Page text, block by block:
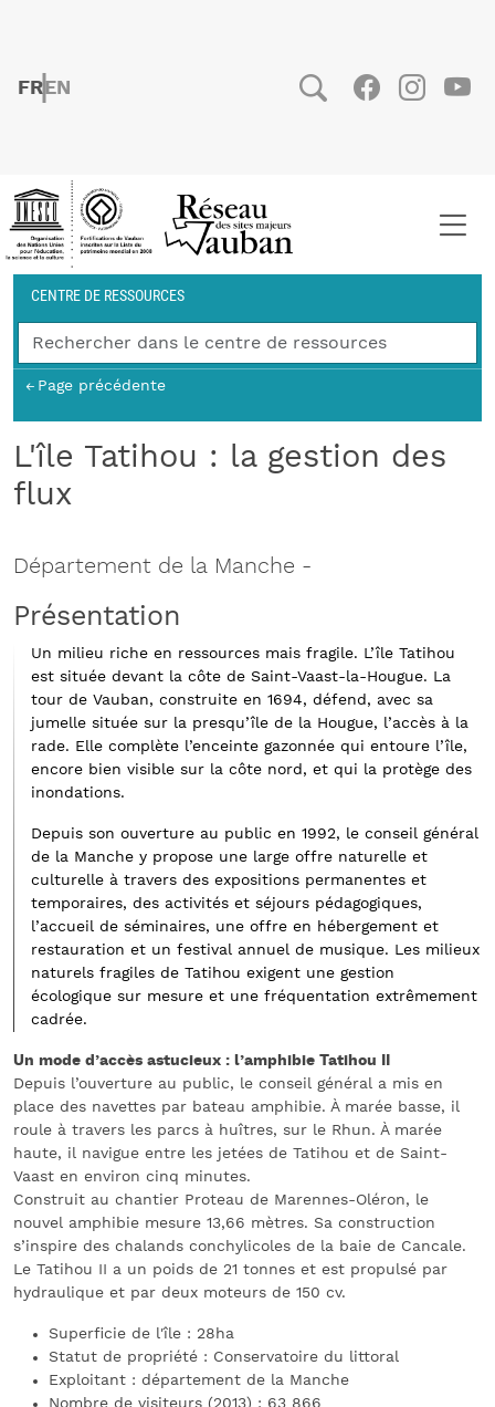
FRENCH
ENGLISH
Social
Fil d'Ariane
CENTRE DE RESSOURCES
Page précédente
L'île Tatihou : la gestion des
flux
Département de la Manche -
Présentation
Un milieu riche en ressources mais fragile. L’île Tatihou
est située devant la côte de Saint-Vaast-la-Hougue. La
tour de Vauban, construite en 1694, défend, avec sa
jumelle située sur la presqu’île de la Hougue, l’accès à la
rade. Elle complète l’enceinte gazonnée qui entoure l’île,
encore bien visible sur la côte nord, et qui la protège des
inondations.
Depuis son ouverture au public en 1992, le conseil général
de la Manche y propose une large offre naturelle et
culturelle à travers des expositions permanentes et
temporaires, des activités et séjours pédagogiques,
l’accueil de séminaires, une offre en hébergement et
restauration et un festival annuel de musique. Les milieux
naturels fragiles de Tatihou exigent une gestion
écologique sur mesure et une fréquentation extrêmement
cadrée.
Un mode d’accès astucieux : l’amphibie Tatihou II
Depuis l’ouverture au public, le conseil général a mis en
place des navettes par bateau amphibie. À marée basse, il
roule à travers les parcs à huîtres, sur le Rhun. À marée
haute, il navigue entre les jetées de Tatihou et de Saint-
Vaast en environ cinq minutes.
Construit au chantier Proteau de Marennes-Oléron, le
nouvel amphibie mesure 13,66 mètres. Sa construction
s’inspire des chalands conchylicoles de la baie de Cancale.
Le Tatihou II a un poids de 21 tonnes et est propulsé par
hydraulique et par deux moteurs de 150 cv.
Superficie de l'île : 28ha
Statut de propriété : Conservatoire du littoral
Exploitant : département de la Manche
Nombre de visiteurs (2013) : 63 866